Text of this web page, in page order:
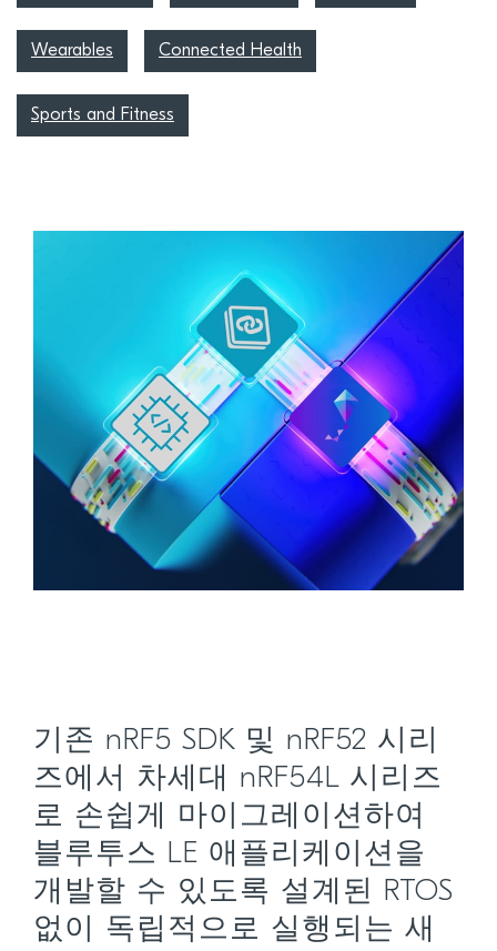
Wearables Connected Health
Sports and Fitness
기존 nRF5 SDK 및 nRF52 시리
즈에서 차세대 nRF54L 시리즈
로 손쉽게 마이그레이션하여
블루투스 LE 애플리케이션을
개발할 수 있도록 설계된 RTOS
없이 독립적으로 실행되는 새